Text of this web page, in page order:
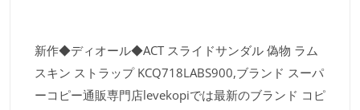
新作◆ディオール◆ACT スライドサンダル 偽物 ラム
スキン ストラップ KCQ718LABS900,ブランド スーパ
ーコピー通販専門店levekopiでは最新のブランド コピ